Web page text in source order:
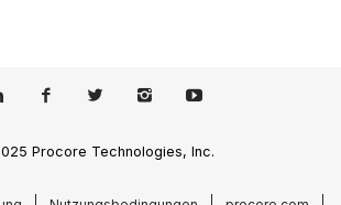
Procore Technologies, Inc.